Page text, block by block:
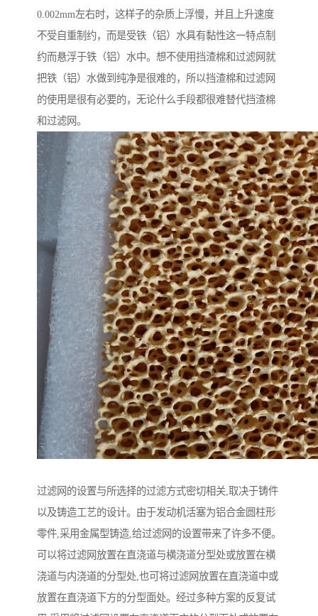
0.002mm左右时，这样子的杂质上浮慢，并且上升速度
不受自重制约，而是受铁（铝）水具有黏性这一特点制
约而悬浮于铁（铝）水中。想不使用挡渣棉和过滤网就
把铁（铝）水做到纯净是很难的，所以挡渣棉和过滤网
的使用是很有必要的，无论什么手段都很难替代挡渣棉
和过滤网。
过滤网的设置与所选择的过滤方式密切相关,取决于铸件
以及铸造工艺的设计。由于发动机活塞为铝合金圆柱形
零件,采用金属型铸造,给过滤网的设置带来了许多不便。
可以将过滤网放置在直浇道与横浇道分型处或放置在横
浇道与内浇道的分型处,也可将过滤网放置在直浇道中或
放置在直浇道下方的分型面处。经过多种方案的反复试